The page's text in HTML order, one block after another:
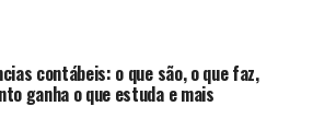
contábeis: o que são, o que faz,
ganha o que estuda e mais